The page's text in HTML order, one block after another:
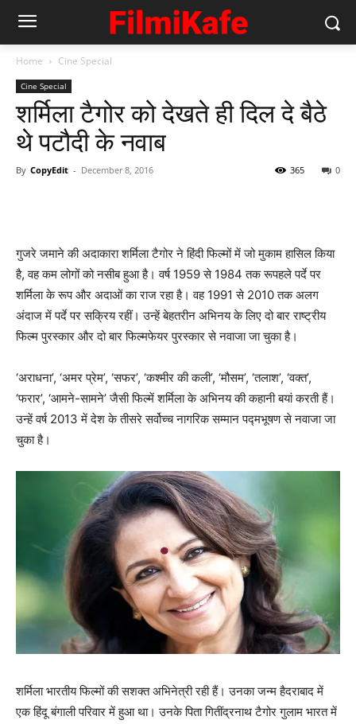
Home Cine Special
Cine Special
शर्मिला टैगोर को देखते ही दिल दे बैठे
थे पटौदी के नवाब
By CopyEdit - December 8, 2016 0
365
गुजरे जमाने की अदाकारा शर्मिला टैगोर ने हिंदी फिल्मों में जो मुकाम हासिल किया
है, वह कम लोगों को नसीब हुआ है। वर्ष 1959 से 1984 तक रूपहले पर्दे पर
शर्मिला के रूप और अदाओं का राज रहा है। वह 1991 से 2010 तक अलग
अंदाज में पर्दे पर सक्रिय रहीं। उन्हें बेहतरीन अभिनय के लिए दो बार राष्ट्रीय
फिल्म पुरस्कार और दो बार फिल्मफेयर पुरस्कार से नवाजा जा चुका है।
‘अराधना’, ‘अमर प्रेम’, ‘सफर’, ‘कश्मीर की कली’, ‘मौसम’, ‘तलाश’, ‘वक्त’,
‘फरार’, ‘आमने-सामने’ जैसी फिल्में शर्मिला के अभिनय की कहानी बयां करती हैं।
उन्हें वर्ष 2013 में देश के तीसरे सर्वोच्च नागरिक सम्मान पद्मभूषण से नवाजा जा
चुका है।
शर्मिला भारतीय फिल्मों की सशक्त अभिनेत्री रही हैं। उनका जन्म हैदराबाद में
एक हिंदू बंगाली परिवार में हुआ था। उनके पिता गितींद्रनाथ टैगोर गुलाम भारत में